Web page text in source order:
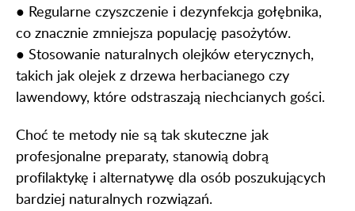
● Regularne czyszczenie i dezynfekcja gołębnika,
co znacznie zmniejsza populację pasożytów.
● Stosowanie naturalnych olejków eterycznych,
takich jak olejek z drzewa herbacianego czy
lawendowy, które odstraszają niechcianych gości.
Choć te metody nie są tak skuteczne jak
profesjonalne preparaty, stanowią dobrą
profilaktykę i alternatywę dla osób poszukujących
bardziej naturalnych rozwiązań.